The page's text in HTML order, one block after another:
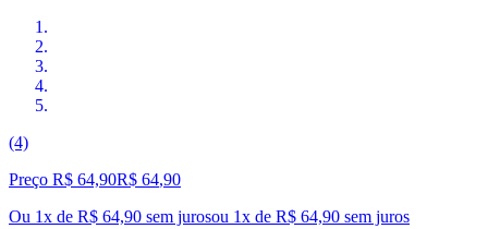
(4)
Preço R$ 64,90R$ 64,90
Ou 1x de R$ 64,90 sem jurosou 1x de R$ 64,90 sem juros